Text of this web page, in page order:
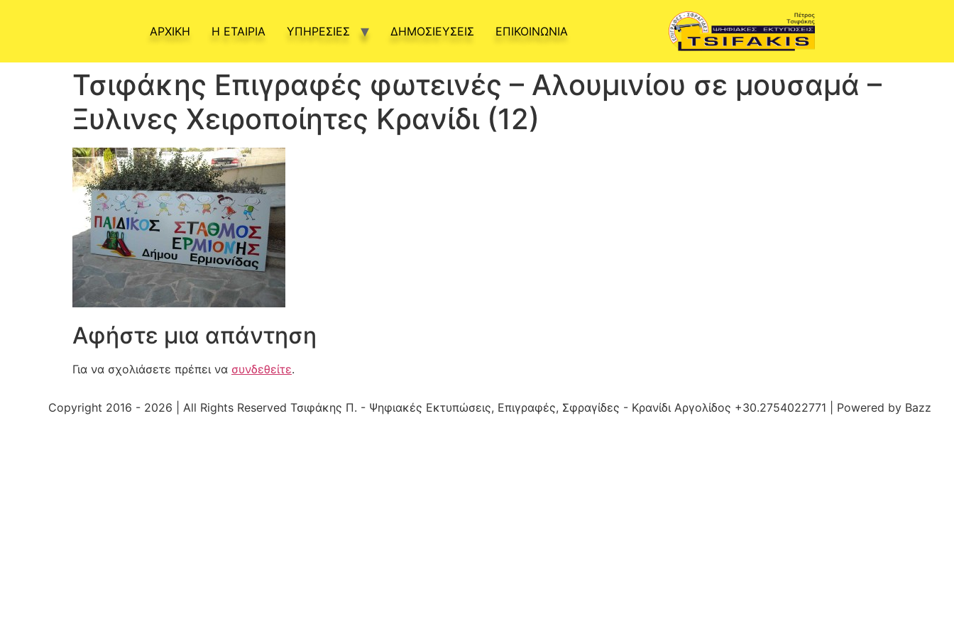
ΑΡΧΙΚΗ Η ΕΤΑΙΡΙΑ ΥΠΗΡΕΣΙΕΣ ΔΗΜΟΣΙΕΥΣΕΙΣ ΕΠΙΚΟΙΝΩΝΙΑ
Τσιφάκης Επιγραφές φωτεινές – Αλουμινίου σε μουσαμά –
Ξυλινες Χειροποίητες Κρανίδι (12)
Αφήστε μια απάντηση
Για να σχολιάσετε πρέπει να συνδεθείτε.
Copyright 2016 - 2026 | All Rights Reserved Τσιφάκης Π. - Ψηφιακές Εκτυπώσεις, Επιγραφές, Σφραγίδες - Κρανίδι Αργολίδος +30.2754022771 | Powered by Bazz